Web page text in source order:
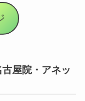
屋院・アネッ